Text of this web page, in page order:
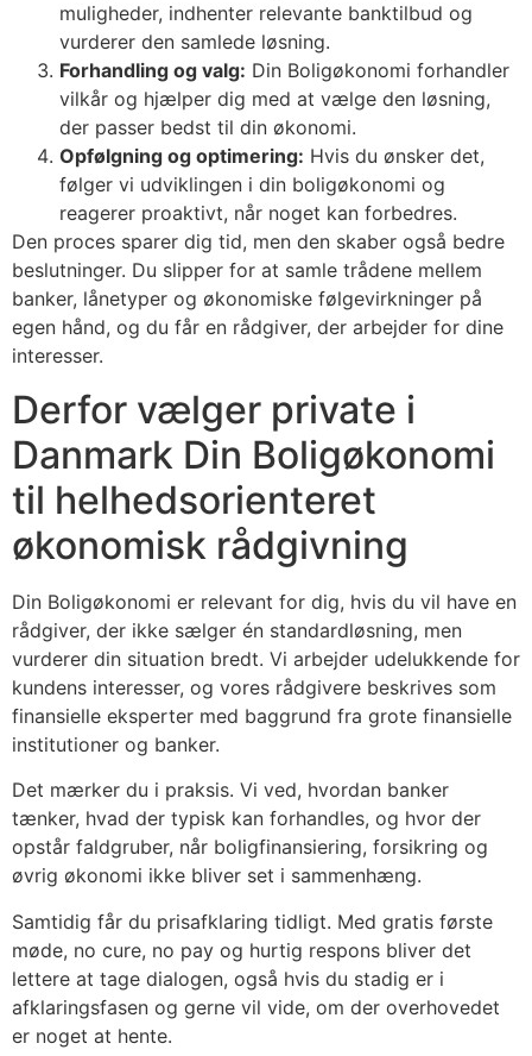
muligheder, indhenter relevante banktilbud og
vurderer den samlede løsning.
Forhandling og valg: Din Boligøkonomi forhandler
vilkår og hjælper dig med at vælge den løsning,
der passer bedst til din økonomi.
Opfølgning og optimering: Hvis du ønsker det,
følger vi udviklingen i din boligøkonomi og
reagerer proaktivt, når noget kan forbedres.
Den proces sparer dig tid, men den skaber også bedre
beslutninger. Du slipper for at samle trådene mellem
banker, lånetyper og økonomiske følgevirkninger på
egen hånd, og du får en rådgiver, der arbejder for dine
interesser.
Derfor vælger private i
Danmark Din Boligøkonomi
til helhedsorienteret
økonomisk rådgivning
Din Boligøkonomi er relevant for dig, hvis du vil have en
rådgiver, der ikke sælger én standardløsning, men
vurderer din situation bredt. Vi arbejder udelukkende for
kundens interesser, og vores rådgivere beskrives som
finansielle eksperter med baggrund fra grote finansielle
institutioner og banker.
Det mærker du i praksis. Vi ved, hvordan banker
tænker, hvad der typisk kan forhandles, og hvor der
opstår faldgruber, når boligfinansiering, forsikring og
øvrig økonomi ikke bliver set i sammenhæng.
Samtidig får du prisafklaring tidligt. Med gratis første
møde, no cure, no pay og hurtig respons bliver det
lettere at tage dialogen, også hvis du stadig er i
afklaringsfasen og gerne vil vide, om der overhovedet
er noget at hente.